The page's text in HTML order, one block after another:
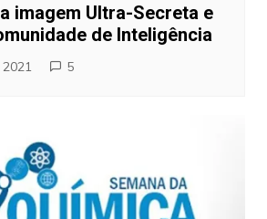
imagem Ultra-Secreta e
de Inteligência
5